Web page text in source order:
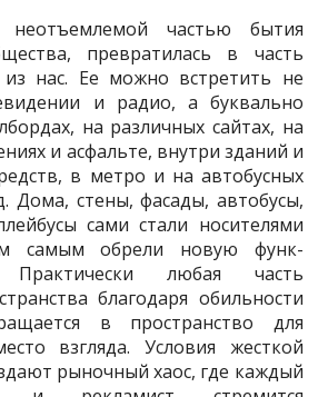
неотъемлемой частью бытия
преврати­лась в часть
нас. Ее можно встретить не
и радио, а буквально
на различных сайтах, на
и асфальте, внутри зданий и
в метро и на автобусных
Дома, стены, фасады, автобусы,
сами стали носителями
самым обрели новую функ­
Практически любая часть
благодаря обильности
в пространство для
вз­гляда. Условия жесткой
рыночный хаос, где каждый